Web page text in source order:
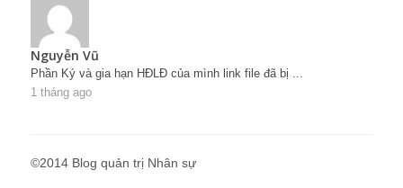
Nguyễn Vũ
Phần Ký và gia hạn HĐLĐ của mình link file đã bị ...
1 tháng ago
©2014 Blog quản trị Nhân sự